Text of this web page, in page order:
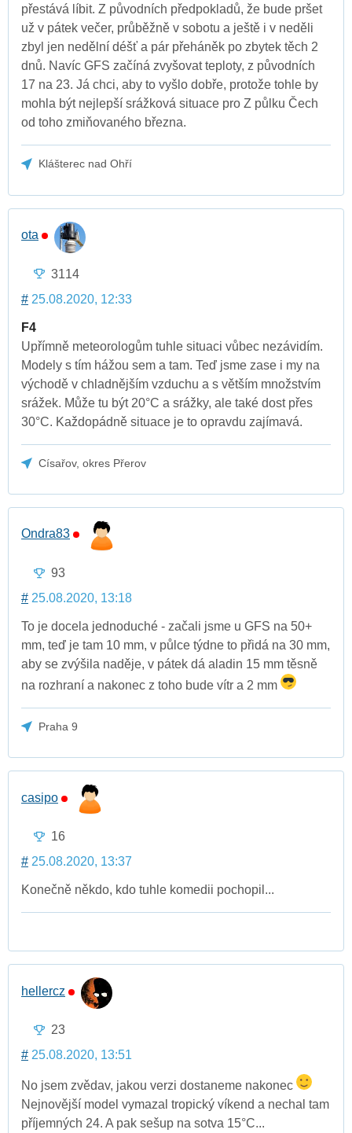
přestává líbit. Z původních předpokladů, že bude pršet
už v pátek večer, průběžně v sobotu a ještě i v neděli
zbyl jen nedělní déšť a pár přeháněk po zbytek těch 2
dnů. Navíc GFS začíná zvyšovat teploty, z původních
17 na 23. Já chci, aby to vyšlo dobře, protože tohle by
mohla být nejlepší srážková situace pro Z půlku Čech
od toho zmiňovaného března.
Klášterec nad Ohří
ota
3114
# 25.08.2020, 12:33
F4
Upřímně meteorologům tuhle situaci vůbec nezávidím.
Modely s tím hážou sem a tam. Teď jsme zase i my na
východě v chladnějším vzduchu a s větším množstvím
srážek. Může tu být 20°C a srážky, ale také dost přes
30°C. Každopádně situace je to opravdu zajímavá.
Císařov, okres Přerov
Ondra83
93
# 25.08.2020, 13:18
To je docela jednoduché - začali jsme u GFS na 50+
mm, teď je tam 10 mm, v půlce týdne to přidá na 30 mm,
aby se zvýšila naděje, v pátek dá aladin 15 mm těsně
na rozhraní a nakonec z toho bude vítr a 2 mm
Praha 9
casipo
16
# 25.08.2020, 13:37
Konečně někdo, kdo tuhle komedii pochopil...
hellercz
23
# 25.08.2020, 13:51
No jsem zvědav, jakou verzi dostaneme nakonec
Nejnovější model vymazal tropický víkend a nechal tam
příjemných 24. A pak sešup na sotva 15°C...